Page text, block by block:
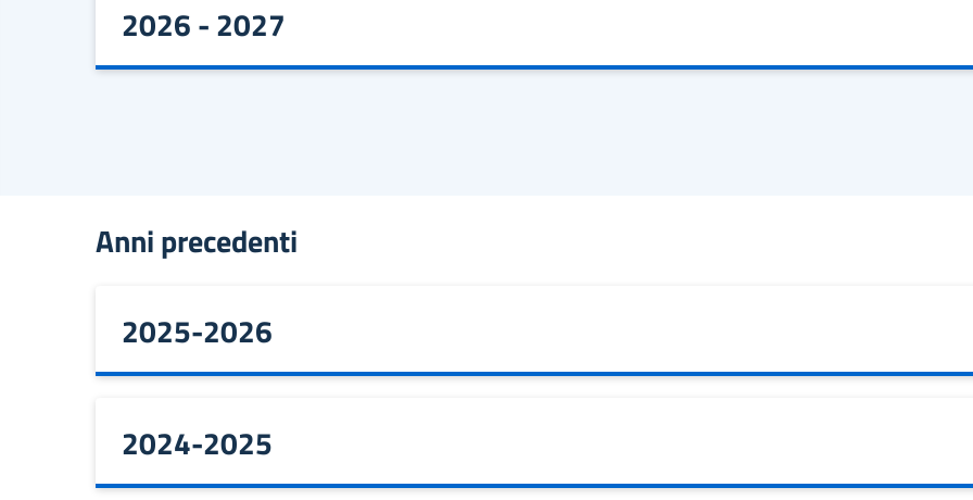
2026 - 2027
Anni precedenti
2025-2026
2024-2025